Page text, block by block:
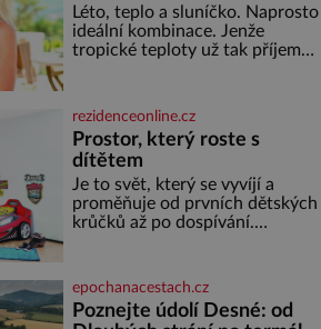
Léto, teplo a sluníčko. Naprosto
ideální kombinace. Jenže
tropické teploty už tak příjemné
dyž se nám tropy zaryjí pod
kůži, hledáme úlevu v bazénu
nebo pomocí klimatizace. Jenže
ne vždycky můžeme být v jejich
blízkosti. Nemusíte však zoufat.
Pokud budete mít promyšlený
jídelníček, žadné pařáky si na
rezidenceonline.cz
Prostor, který roste s
dítětem
Je to svět, který se vyvíjí a
proměňuje od prvních dětských
krůčků až po dospívání.
soustředění i odpočinek a
reaguje na každou etapu života
a specifické potřeby dítěte. Pro
epochanacestach.cz
Poznejte údolí Desné: od